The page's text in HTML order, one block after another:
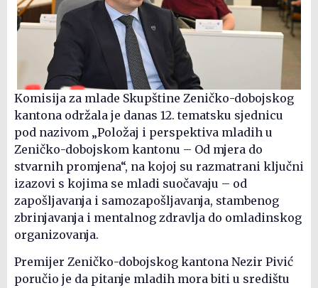
Komisija za mlade Skupštine Zeničko-dobojskog
kantona održala je danas 12. tematsku sjednicu
pod nazivom „Položaj i perspektiva mladih u
Zeničko-dobojskom kantonu – Od mjera do
stvarnih promjena“, na kojoj su razmatrani ključni
izazovi s kojima se mladi suočavaju – od
zapošljavanja i samozapošljavanja, stambenog
zbrinjavanja i mentalnog zdravlja do omladinskog
organizovanja.
Premijer Zeničko-dobojskog kantona Nezir Pivić
poručio je da pitanje mladih mora biti u središtu